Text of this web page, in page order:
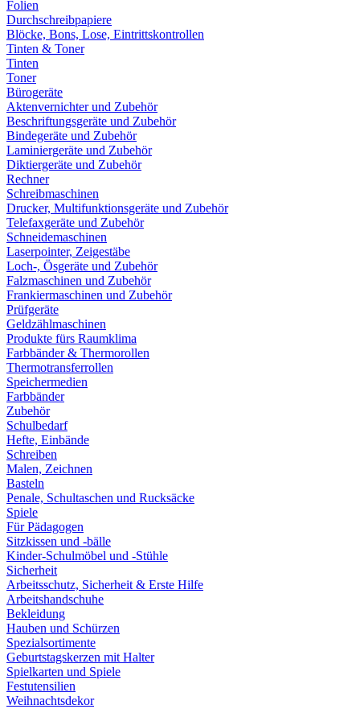
Folien
Durchschreibpapiere
Blöcke, Bons, Lose, Eintrittskontrollen
Tinten & Toner
Tinten
Toner
Bürogeräte
Aktenvernichter und Zubehör
Beschriftungsgeräte und Zubehör
Bindegeräte und Zubehör
Laminiergeräte und Zubehör
Diktiergeräte und Zubehör
Rechner
Schreibmaschinen
Drucker, Multifunktionsgeräte und Zubehör
Telefaxgeräte und Zubehör
Schneidemaschinen
Laserpointer, Zeigestäbe
Loch-, Ösgeräte und Zubehör
Falzmaschinen und Zubehör
Frankiermaschinen und Zubehör
Prüfgeräte
Geldzählmaschinen
Produkte fürs Raumklima
Farbbänder & Thermorollen
Thermotransferrollen
Speichermedien
Farbbänder
Zubehör
Schulbedarf
Hefte, Einbände
Schreiben
Malen, Zeichnen
Basteln
Penale, Schultaschen und Rucksäcke
Spiele
Für Pädagogen
Sitzkissen und -bälle
Kinder-Schulmöbel und -Stühle
Sicherheit
Arbeitsschutz, Sicherheit & Erste Hilfe
Arbeitshandschuhe
Bekleidung
Hauben und Schürzen
Spezialsortimente
Geburtstagskerzen mit Halter
Spielkarten und Spiele
Festutensilien
Weihnachtsdekor